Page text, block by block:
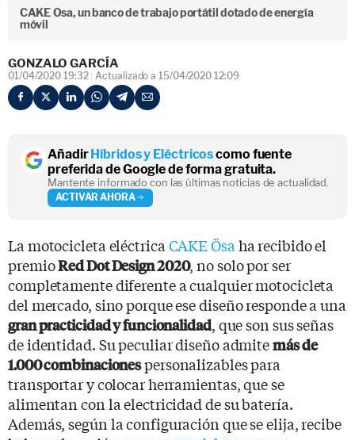
CAKE Osa, un banco de trabajo portátil dotado de energía
móvil
GONZALO GARCÍA
01/04/2020 19:32 Actualizado a 15/04/2020 12:09
AñadirHíbridos y Eléctricoscomo fuente
preferida de Google de forma gratuita.
Mantente informado con las últimas noticias de actualidad.
ACTIVAR AHORA
La motocicleta eléctrica CAKE Ösa ha recibido el
premioRed Dot Design 2020, no solo por ser
completamente diferente a cualquier motocicleta
del mercado, sino porque ese diseño responde a una
gran practicidad y funcionalidad, que son sus señas
de identidad. Su peculiar diseño admitemás de
1.000 combinacionespersonalizables para
transportar y colocar herramientas, que se
alimentan con la electricidad de su batería.
Además, según la configuración que se elija, recibe